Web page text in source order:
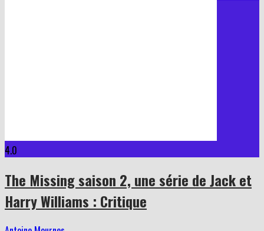
4.0
The Missing saison 2, une série de Jack et
Harry Williams : Critique